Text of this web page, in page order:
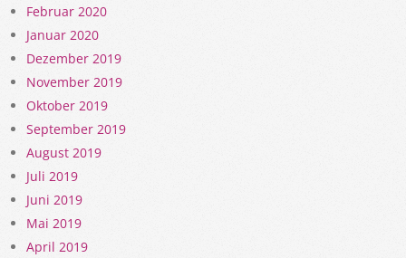
Februar 2020
Januar 2020
Dezember 2019
November 2019
Oktober 2019
September 2019
August 2019
Juli 2019
Juni 2019
Mai 2019
April 2019